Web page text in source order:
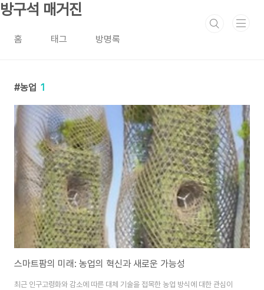
본문 바로가기
방구석 매거진
홈 태그 방명록
농업 1
스마트팜의 미래: 농업의 혁신과 새로운 가능성
최근 인구고령화와 감소에 따른 대체 기술을 접목한 농업 방식에 대한 관심이